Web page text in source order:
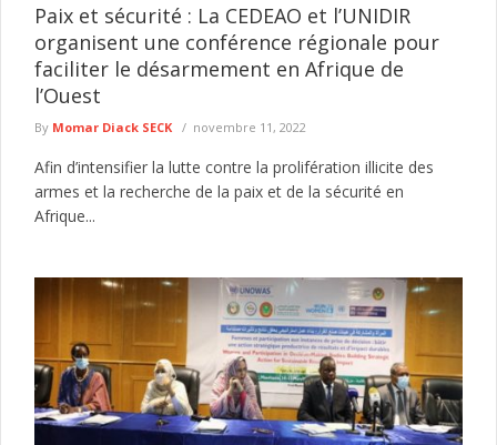
Paix et sécurité : La CEDEAO et l’UNIDIR
organisent une conférence régionale pour
faciliter le désarmement en Afrique de
l’Ouest
By Momar Diack SECK novembre 11, 2022
Afin d’intensifier la lutte contre la prolifération illicite des
armes et la recherche de la paix et de la sécurité en
Afrique...